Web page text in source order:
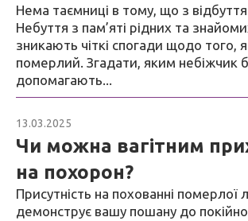
Нема таємниці в тому, що з
Небуття з пам’яті рідних та
зникають чіткі спогади щодо того,
померлий. Згадати, яким небіжчик
допомагають...
13.03.2025
Чи можна вагітним
на похорон?
Присутність на похованні померлої
демонструє вашу пошану до